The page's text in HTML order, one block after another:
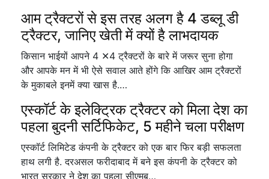
आम ट्रैक्टरों से इस तरह अलग है 4 डब्लू डी
ट्रैक्टर, जानिए खेती में क्यों है लाभदायक
किसान भाईयों आपने 4 ✕4 ट्रैक्टरों के बारे में जरूर सुना होगा
और आपके मन में भी ऐसे सवाल आते होंगे कि आखिर आम ट्रैक्टरों
के मुकाबले इनमें क्या खास है.…
एस्कॉर्ट के इलेक्ट्रिक ट्रैक्टर को मिला देश का
पहला बुदनी सर्टिफिकेट, 5 महीने चला परीक्षण
एस्कॉर्ट लिमिटेड कंपनी के ट्रैक्टर को एक बार फिर बड़ी सफलता
हाथ लगी है. दरअसल फरीदाबाद में बने इस कंपनी के ट्रैक्टर को
भारत सरकार ने देश का पहला सीएमब…